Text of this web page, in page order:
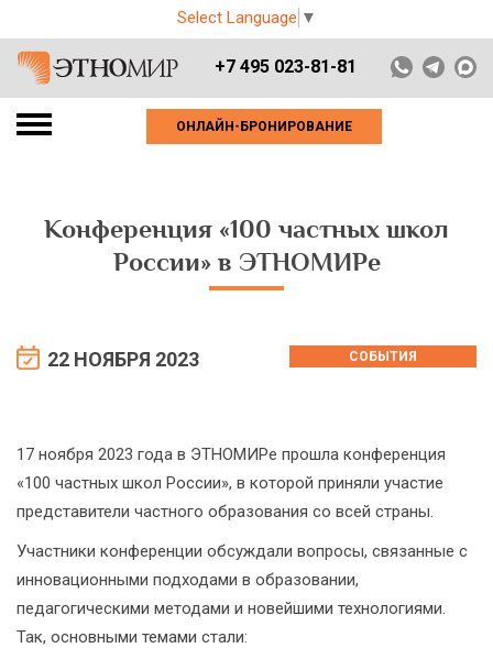
Select Language ▼
+7 495 023-81-81
ОНЛАЙН-БРОНИРОВАНИЕ
Конференция «100 частных школ
России» в ЭТНОМИРе
22 НОЯБРЯ 2023 СОБЫТИЯ
17 ноября 2023 года в ЭТНОМИРе прошла конференция
«100 частных школ России», в которой приняли участие
представители частного образования со всей страны.
Участники конференции обсуждали вопросы, связанные с
инновационными подходами в образовании,
педагогическими методами и новейшими технологиями.
Так, основными темами стали: